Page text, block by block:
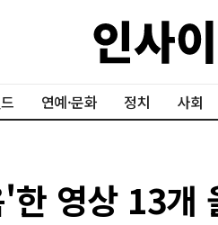
연예·문화 정치 사회
영상 13개